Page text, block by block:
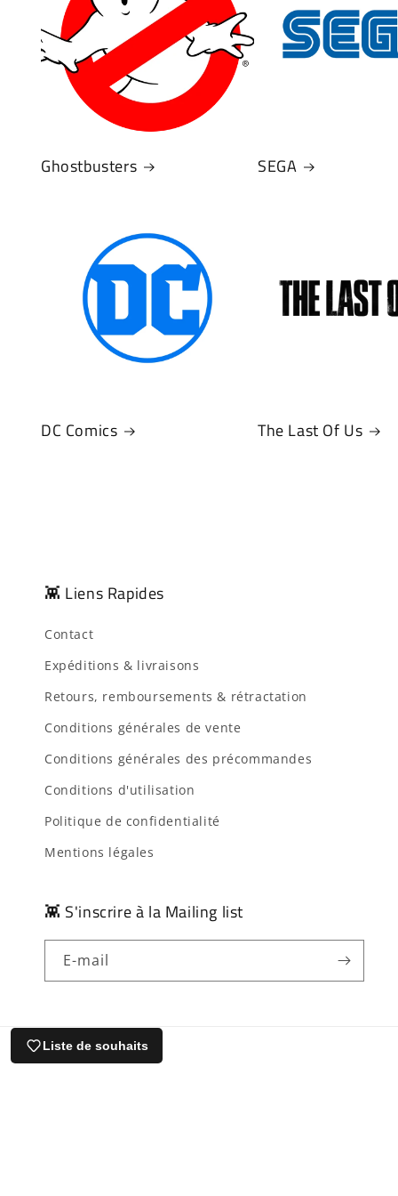
Ghostbusters SEGA
DC Comics The Last Of Us
👾 Liens Rapides
Contact
Expéditions & livraisons
Retours, remboursements & rétractation
Conditions générales de vente
Conditions générales des précommandes
Conditions d'utilisation
Politique de confidentialité
Mentions légales
👾 S'inscrire à la Mailing list
E-mail
Liste de souhaits